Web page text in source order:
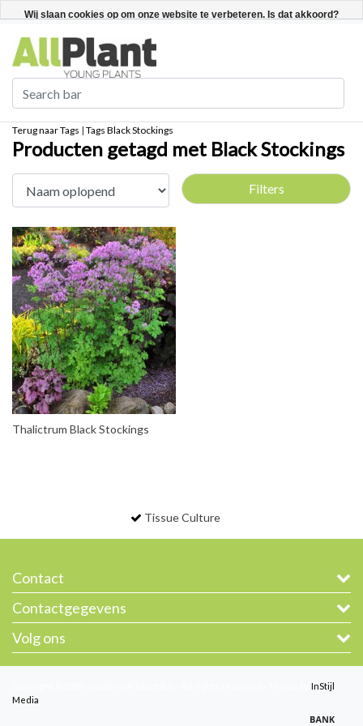
Registreren / Inloggen Nederlands
Terug naar Tags | Tags Black Stockings
Producten getagd met Black Stockings
Filters
Thalictrum Black Stockings
Tissue Culture
Contact
Contactgegevens
Volg ons
InStijl
Media
Wij slaan cookies op om onze website te verbeteren. Is dat akkoord?